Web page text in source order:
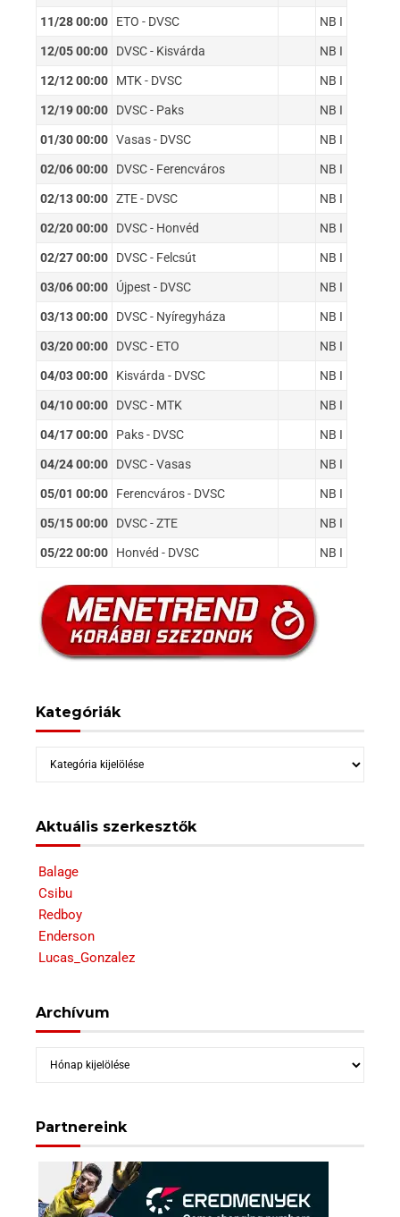
11/28 00:00 ETO - DVSC NB I
12/05 00:00 DVSC - Kisvárda NB I
12/12 00:00 MTK - DVSC NB I
12/19 00:00 DVSC - Paks NB I
01/30 00:00 Vasas - DVSC NB I
02/06 00:00 DVSC - Ferencváros NB I
02/13 00:00 ZTE - DVSC NB I
02/20 00:00 DVSC - Honvéd NB I
02/27 00:00 DVSC - Felcsút NB I
03/06 00:00 Újpest - DVSC NB I
03/13 00:00 DVSC - Nyíregyháza NB I
03/20 00:00 DVSC - ETO NB I
04/03 00:00 Kisvárda - DVSC NB I
04/10 00:00 DVSC - MTK NB I
04/17 00:00 Paks - DVSC NB I
04/24 00:00 DVSC - Vasas NB I
05/01 00:00 Ferencváros - DVSC NB I
05/15 00:00 DVSC - ZTE NB I
05/22 00:00 Honvéd - DVSC NB I
Kategóriák
Kategóriák
Aktuális szerkesztők
Balage
Csibu
Redboy
Enderson
Lucas_Gonzalez
Archívum
Archívum
Partnereink